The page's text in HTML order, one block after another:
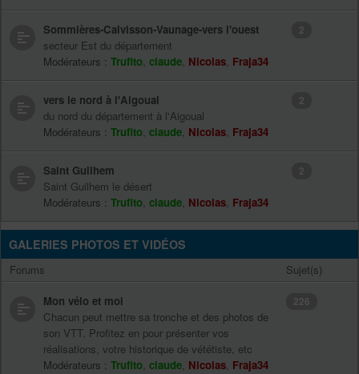
Sommières-Calvisson-Vaunage-vers l'ouest
secteur Est du département
Modérateurs : Trufito, claude, Nicolas, Fraja34
2
vers le nord à l'Aigoual
du nord du département à l'Aigoual
Modérateurs : Trufito, claude, Nicolas, Fraja34
2
Saint Guilhem
Saint Guilhem le désert
Modérateurs : Trufito, claude, Nicolas, Fraja34
2
GALERIES PHOTOS ET VIDÉOS
Forums Sujet(s)
Mon vélo et moi
Chacun peut mettre sa tronche et des photos de
son VTT. Profitez en pour présenter vos
réalisations, votre historique de vététiste, etc
Modérateurs : Trufito, claude, Nicolas, Fraja34
226